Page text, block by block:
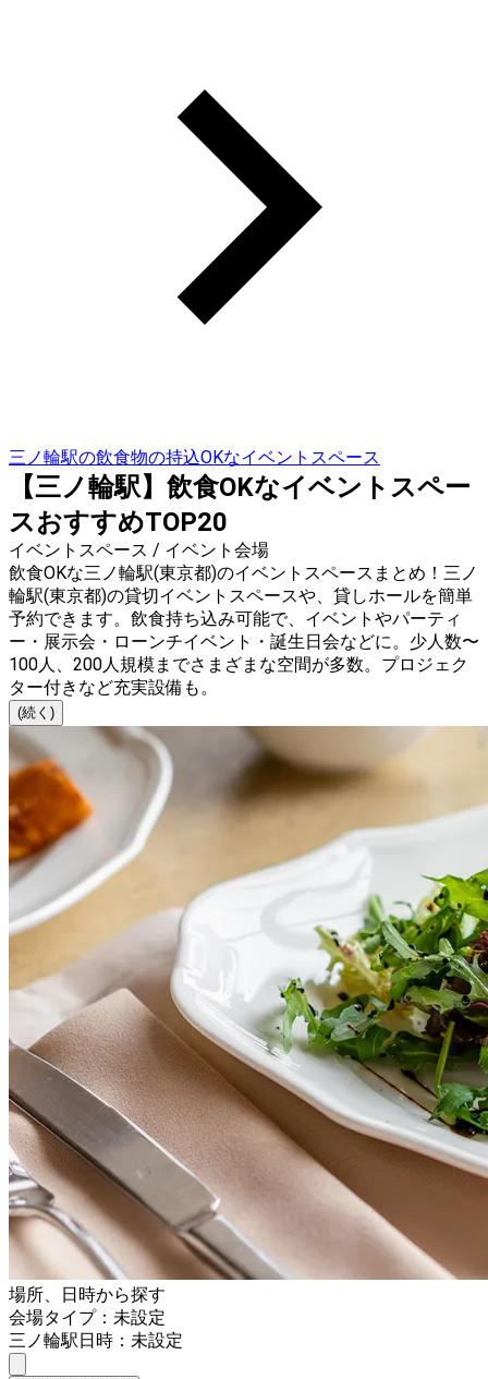
三ノ輪駅の飲食物の持込OKなイベントスペース
【三ノ輪駅】飲食OKなイベントスペー
スおすすめTOP20
イベントスペース / イベント会場
飲食OKな三ノ輪駅(東京都)のイベントスペースまとめ！三ノ
輪駅(東京都)の貸切イベントスペースや、貸しホールを簡単
予約できます。飲食持ち込み可能で、イベントやパーティ
ー・展示会・ローンチイベント・誕生日会などに。少人数〜
100人、200人規模までさまざまな空間が多数。プロジェク
ター付きなど充実設備も。
(続く)
場所、日時から探す
会場タイプ：未設定
三ノ輪駅日時：未設定